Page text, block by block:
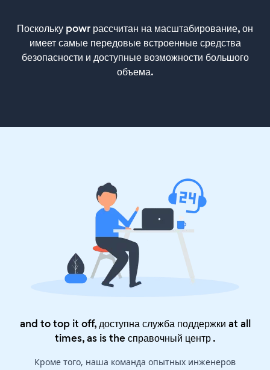
Поскольку powr рассчитан на масштабирование, он
имеет самые передовые встроенные средства
безопасности и доступные возможности большого
объема.
and to top it off, доступна служба поддержки at all
times, as is theсправочный центр.
Кроме того, наша команда опытных инженеров